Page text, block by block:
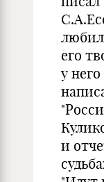
любил
его
у
и